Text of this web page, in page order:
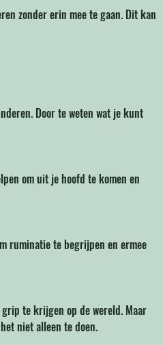
zonder erin mee te gaan. Dit kan
Door te weten wat je kunt
om uit je hoofd te komen en
ruminatie te begrijpen en ermee
te krijgen op de wereld. Maar
niet alleen te doen.